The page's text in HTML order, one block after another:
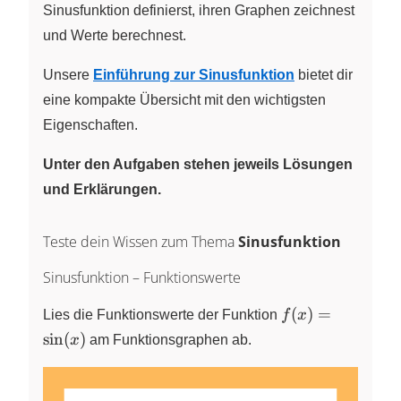
Sinusfunktion definierst, ihren Graphen zeichnest
und Werte berechnest.
Unsere Einführung zur Sinusfunktion bietet dir
eine kompakte Übersicht mit den wichtigsten
Eigenschaften.
Unter den Aufgaben stehen jeweils Lösungen
und Erklärungen.
Teste dein Wissen zum ThemaSinusfunktion
Sinusfunktion – Funktionswerte
Lies die Funktionswerte der Funktion f(x) =
f(x) =
sin(x) am Funktionsgraphen ab.